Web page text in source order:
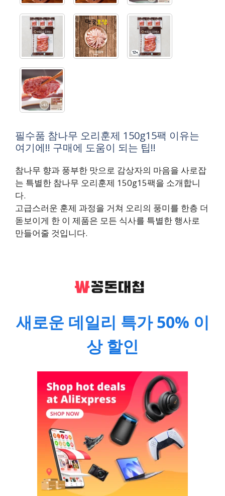
필수품 참나무 오리훈제 150g15팩 이유는
여기에!! 구매에 도움이 되는 팁!!
참나무 향과 풍부한 맛으로 감상자의 마음을 사로잡
는 특별한 참나무 오리훈제 150g15팩을 소개합니
다.
고급스러운 훈제 과정을 거쳐 오리의 풍미를 한층 더
돋보이게 한 이 제품은 모든 식사를 특별한 행사로
만들어줄 것입니다.
새로운 데일리 특가 50% 이
상 할인